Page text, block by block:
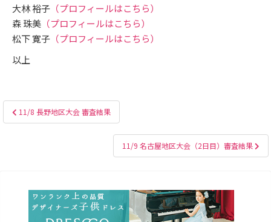
大林 裕子（プロフィールはこちら）
森 珠美（プロフィールはこちら）
松下 寛子（プロフィールはこちら）
以上
投
稿
11/8 長野地区大会 審査結果
11/9 名古屋地区大会（2日目）審査結果